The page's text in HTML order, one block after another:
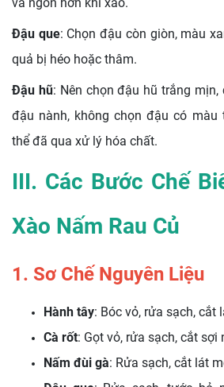
Đậu que: Chọn đậu còn giòn, màu
quả bị héo hoặc thâm.
Đậu hũ: Nên chọn đậu hũ trắng
đậu nành, không chọn đậu có màu
thể đã qua xử lý hóa chất.
III. Các Bước Chế
Xào Nấm Rau Củ
1. Sơ Chế Nguyên Liệu
Hành tây: Bóc vỏ, rửa sạch, cắt
Cà rốt: Gọt vỏ, rửa sạch, cắt sợi
Nấm đùi gà: Rửa sạch, cắt lát